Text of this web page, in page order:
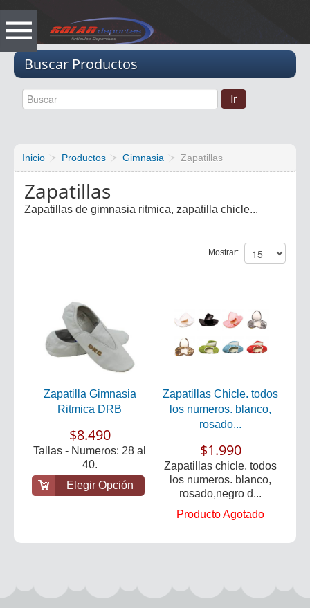
Buscar Productos
Inicio Productos Gimnasia Zapatillas
Zapatillas
Zapatillas de gimnasia ritmica, zapatilla chicle...
Mostrar:
Zapatilla Gimnasia
Ritmica DRB
$8.490
Tallas - Numeros: 28 al
40.
Elegir Opción
Zapatillas Chicle. todos
los numeros. blanco,
rosado...
$1.990
Zapatillas chicle. todos
los numeros. blanco,
rosado,negro d...
Producto Agotado